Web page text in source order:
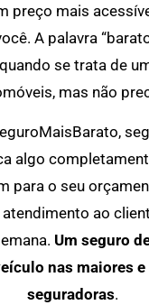
preço mais
A palavra
se trata de
mas não
algo
para o seu
ao
Um seguro
nas maiores
seguradoras.